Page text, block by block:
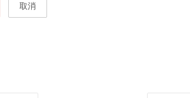
取消